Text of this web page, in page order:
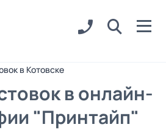
в Котовске
в онлайн-
"Принтайп"